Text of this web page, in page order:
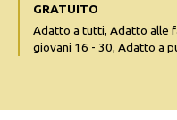
GRATUITO
Adatto a tutti, Adatto alle
giovani 16 - 30, Adatto a